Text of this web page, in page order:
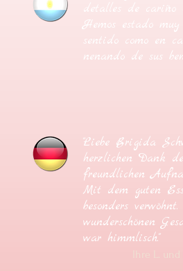
detalles de cariño
Hemos estado
sentido como en
nenando de sus
"Liebe Brigida
herzlichen Dank
freundlichen
Mit dem guten
besonders
wunderschönen
war himmlisch."
Ihre L.